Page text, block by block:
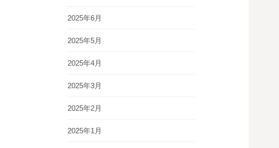
2025年6月
2025年5月
2025年4月
2025年3月
2025年2月
2025年1月